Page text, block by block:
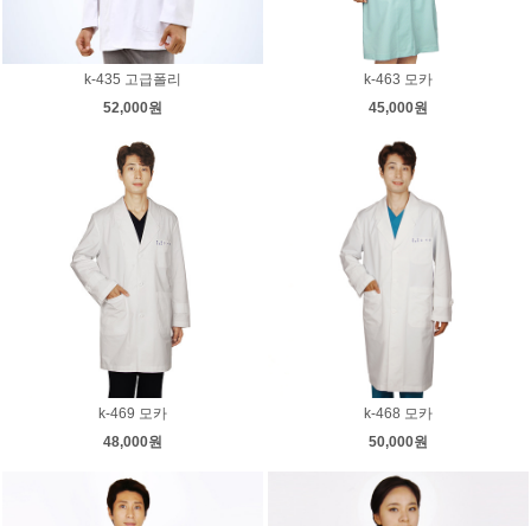
k-435 고급폴리
52,000원
k-463 모카
45,000원
k-469 모카
48,000원
k-468 모카
50,000원